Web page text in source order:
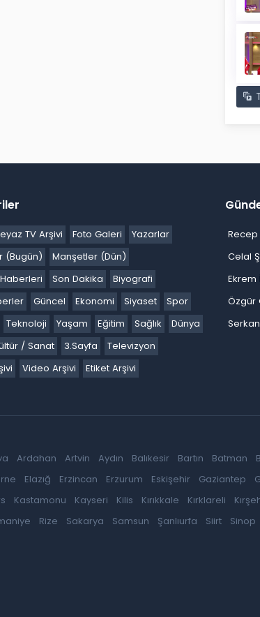
TV Arşivi Foto Galeri
Yazarlar
(Bugün)
Manşetler (Dün)
Son Dakika
Biyografi
Güncel Ekonomi Siyaset
Spor
Teknoloji Yaşam Eğitim Sağlık
Dünya
/ Sanat 3.Sayfa
Televizyon
Video Arşivi Etiket Arşivi
Recep
Celal
Özgür
Serkan
Ardahan Artvin Aydın Balıkesir Bartın Batman
Elazığ Erzincan Erzurum Eskişehir Gaziantep
Kastamonu Kayseri Kilis Kırıkkale Kırklareli
Rize Sakarya Samsun Şanlıurfa Siirt Sinop